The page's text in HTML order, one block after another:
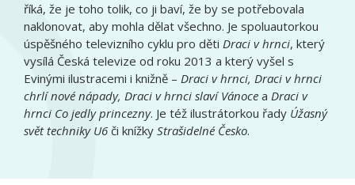
říká, že je toho tolik, co ji baví, že by se potřebovala
naklonovat, aby mohla dělat všechno. Je spoluautorkou
úspěšného televizního cyklu pro děti Draci v hrnci, který
vysílá Česká televize od roku 2013 a který vyšel s
Evinými ilustracemi i knižně – Draci v hrnci, Draci v hrnci
chrlí nové nápady, Draci v hrnci slaví Vánoce a Draci v
hrnci Co jedly princezny. Je též ilustrátorkou řady Úžasný
svět techniky U6 či knížky Strašidelné Česko.